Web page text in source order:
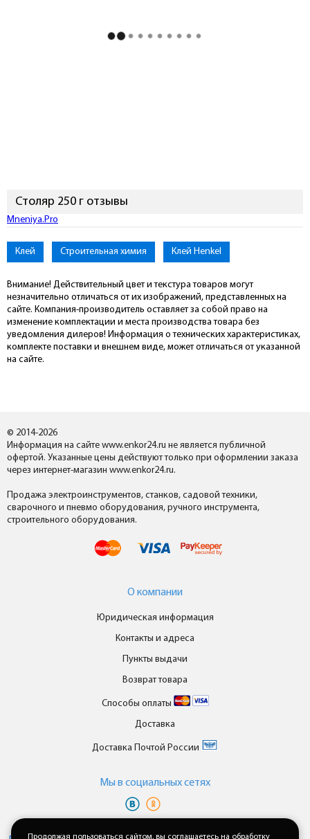
Столяр 250 г отзывы
Mneniya.Pro
Клей Строительная химия Клей Henkel
Внимание! Действительный цвет и текстура товаров могут
незначительно отличаться от их изображений, представленных на
сайте. Компания-производитель оставляет за собой право на
изменение комплектации и места производства товара без
уведомления дилеров! Информация о технических характеристиках,
комплекте поставки и внешнем виде, может отличаться от указанной
на сайте.
© 2014-2026
Информация на сайте www.enkor24.ru не является публичной
офертой. Указанные цены действуют только при оформлении заказа
через интернет-магазин www.enkor24.ru.
Продажа электроинструментов, станков, садовой техники,
сварочного и пневмо оборудования, ручного инструмента,
строительного оборудования.
О компании
Юридическая информация
Контакты и адреса
Пункты выдачи
Возврат товара
Способы оплаты
Доставка
Доставка Почтой России
Мы в cоциальных сетях
Продолжая пользоваться сайтом, вы соглашаетесь на обработку